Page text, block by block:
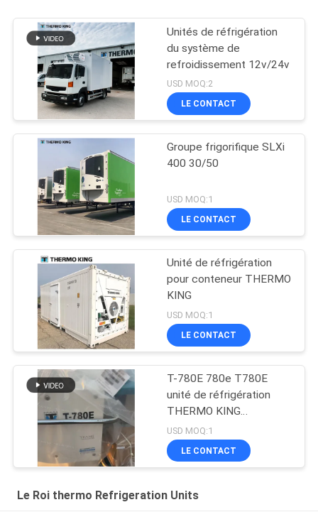
Unités de réfrigération
du système de
refroidissement 12v/24v
USD MOQ:2
LE CONTACT
Groupe frigorifique SLXi
400 30/50
USD MOQ:1
LE CONTACT
Unité de réfrigération
pour conteneur THERMO
KING
USD MOQ:1
LE CONTACT
T-780E 780e T780E
unité de réfrigération
THERMO KING
ventilateur électrique
avec moteur diesel avec
électrique en veille
USD MOQ:1
LE CONTACT
Le Roi thermo Refrigeration Units